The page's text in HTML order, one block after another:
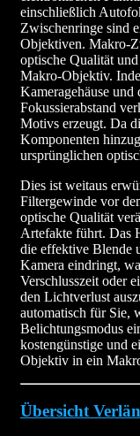
einschließlich
Zwischenringe sind
Objektiven. Makro-
optische Qualität
Makro-Objektiv.
Kameragehäuse
Fokussierabstand
Motivs erzeugt. Da
Komponenten
ursprünglichen
Dies ist weitaus
Filtergewinde vor
optische Qualität
Artefakte führt. Das
die effektive Blende
Kamera eindringt,
Verschlusszeit oder
den Lichtverlust
automatisch für Sie,
Belichtungsmodus
kostengünstige und
Objektiv in ein
Übersicht